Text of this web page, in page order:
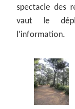
spectacle des
vaut le
l’information.